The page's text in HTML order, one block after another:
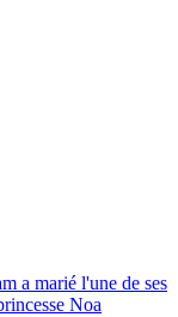
a marié l'une de ses
Noa